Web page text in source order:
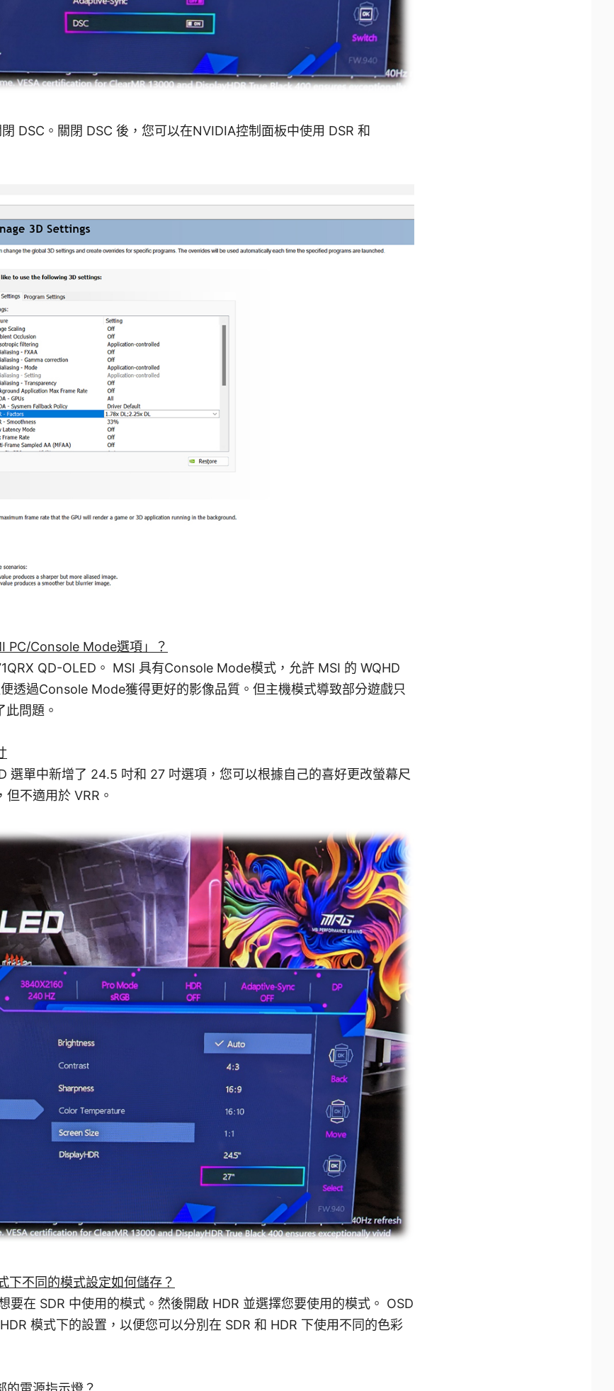
DSC。關閉 DSC 後，您可以在NVIDIA控制面板中使用 DSR 和
PC/Console Mode選項」？
QD-OLED。 MSI 具有Console Mode模式，允許 MSI 的 WQHD
透過Console Mode獲得更好的影像品質。但主機模式導致部分遊戲只
問題。
選單中新增了 24.5 吋和 27 吋選項，您可以根據自己的喜好更改螢幕尺
不適用於 VRR。
下不同的模式設定如何儲存？
要在 SDR 中使用的模式。然後開啟 HDR 並選擇您要使用的模式。 OSD
模式下的設置，以便您可以分別在 SDR 和 HDR 下使用不同的色彩